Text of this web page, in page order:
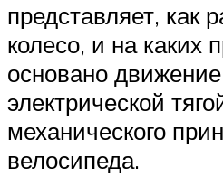
представляет, как
колесо, и на каких
основано
электрической
механического
велосипеда.